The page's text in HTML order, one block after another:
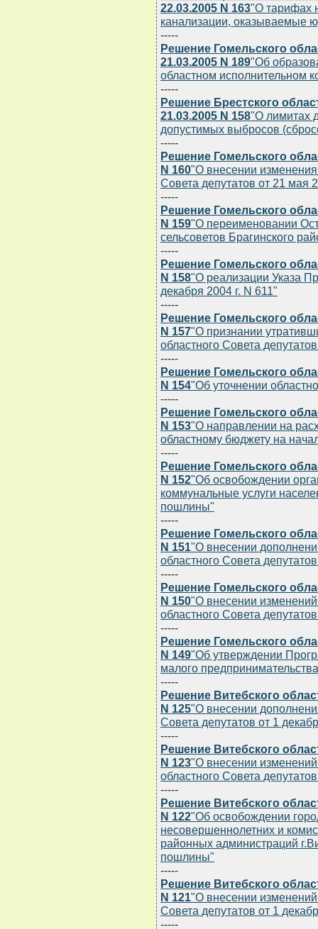
22.03.2005 N 163"О тарифах
канализации, оказываемые
-----
Решение Гомельского
21.03.2005 N 189"Об
областном исполнительном
-----
Решение Брестского
21.03.2005 N 158"О лимитах
допустимых выбросов
-----
Решение Гомельского
N 160"О внесении
Совета депутатов от 21 мая
-----
Решение Гомельского
N 159"О переименовании
сельсоветов Брагинского
-----
Решение Гомельского
N 158"О реализации Указа
декабря 2004 г. N 611"
-----
Решение Гомельского
N 157"О признании
областного Совета
-----
Решение Гомельского
N 154"Об уточнении
-----
Решение Гомельского
N 153"О направлении на
областному бюджету на
-----
Решение Гомельского
N 152"Об освобождении
коммунальные услуги
пошлины"
-----
Решение Гомельского
N 151"О внесении
областного Совета
-----
Решение Гомельского
N 150"О внесении
областного Совета
-----
Решение Гомельского
N 149"Об утверждении
малого
-----
Решение Витебского
N 125"О внесении
Совета депутатов от 1
-----
Решение Витебского
N 123"О внесении
областного Совета
-----
Решение Витебского
N 122"Об освобождении
несовершеннолетних и
районных администраций
пошлины"
-----
Решение Витебского
N 121"О внесении
Совета депутатов от 1
-----